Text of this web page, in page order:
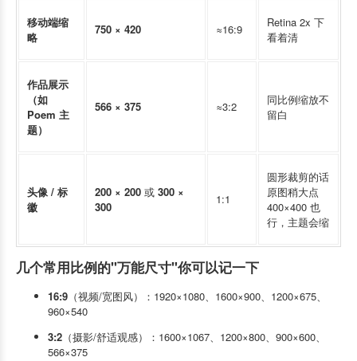
移动端缩
略
750 × 420 ≈16:9
Retina 2x 下
看着清
作品展示
（如
Poem 主
题）
566 × 375 ≈3:2
同比例缩放不
留白
头像 / 标
徽
200 × 200 ​ 或 300 ×
300
1:1
圆形裁剪的话
原图稍大点
400×400 也
行，主题会缩
几个常用比例的"万能尺寸"你可以记一下
16:9 （视频/宽图风）：1920×1080、1600×900、1200×675、
960×540
3:2 （摄影/舒适观感）：1600×1067、1200×800、900×600、
566×375